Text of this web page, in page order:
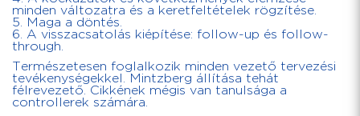
minden változatra és a keretfeltételek rögzítése.
5. Maga a döntés.
6. A visszacsatolás kiépítése: follow-up és follow-
through.
Természetesen foglalkozik minden vezető tervezési
tevékenységekkel. Mintzberg állítása tehát
félrevezető. Cikkének mégis van tanulsága a
controllerek számára.